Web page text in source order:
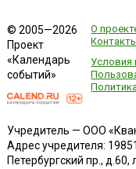
© 2005—2026
Проект
«Календарь
событий»
О
Условия
Учредитель — ООО
Адрес учредителя:
Петербургский пр.,